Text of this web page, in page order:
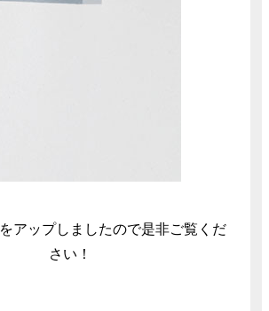
をアップしましたので是非ご覧くだ
さい！